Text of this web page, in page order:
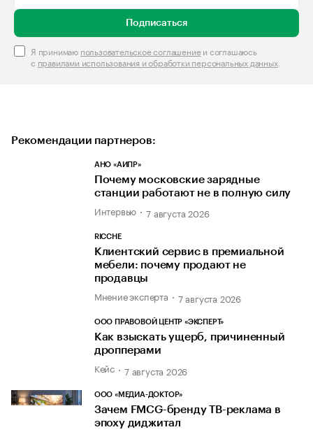
Подписаться
Я принимаю пользовательское соглашениеи соглашаюсь
с правилами использования и обработки персональных данных.
Рекомендации партнеров:
АНО «АИПР»
Почему московские зарядные
станции работают не в полную силу
Интервью 7 августа 2026
RICCHE
Клиентский сервис в премиальной
мебели: почему продают не
продавцы
Мнение эксперта 7 августа 2026
ООО ПРАВОВОЙ ЦЕНТР «ЭКСПЕРТ»
Как взыскать ущерб, причиненный
дропперами
Кейс 7 августа 2026
ООО «МЕДИА-ДОКТОР»
Зачем FMCG-бренду ТВ-реклама в
эпоху диджитал